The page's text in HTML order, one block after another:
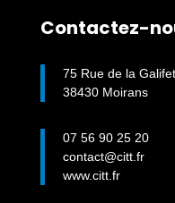
Contactez-
75 Rue de la
38430 Moirans
07 56 90 25 20
contact@citt.fr
www.citt.fr